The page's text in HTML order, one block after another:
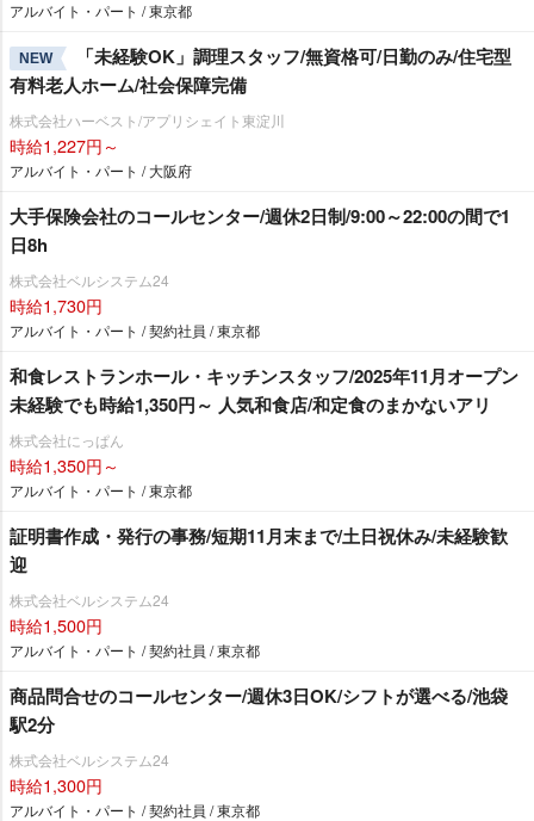
アルバイト・パート / 東京都
NEW
「未経験OK」調理スタッフ/無資格可/日勤のみ/住宅型
有料老人ホーム/社会保障完備
株式会社ハーベスト/アプリシェイト東淀川
時給1,227円～
アルバイト・パート / 大阪府
大手保険会社のコールセンター/週休2日制/9:00～22:00の間で1
日8h
株式会社ベルシステム24
時給1,730円
アルバイト・パート / 契約社員 / 東京都
和食レストランホール・キッチンスタッフ/2025年11月オープン
未経験でも時給1,350円～ 人気和食店/和定食のまかないアリ
株式会社にっぱん
時給1,350円～
アルバイト・パート / 東京都
証明書作成・発行の事務/短期11月末まで/土日祝休み/未経験歓
迎
株式会社ベルシステム24
時給1,500円
アルバイト・パート / 契約社員 / 東京都
商品問合せのコールセンター/週休3日OK/シフトが選べる/池袋
駅2分
株式会社ベルシステム24
時給1,300円
アルバイト・パート / 契約社員 / 東京都